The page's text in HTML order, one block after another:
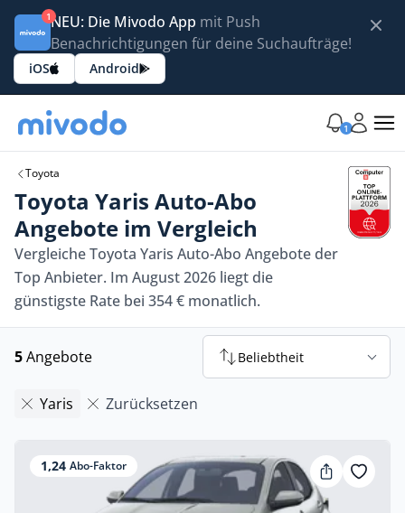
1NEU: Die Mivodo App mit Push
Benachrichtigungen für deine Suchaufträge!
iOS Android
1
Toyota
Toyota Yaris Auto-Abo
Angebote im Vergleich
Vergleiche Toyota Yaris Auto-Abo Angebote der
Top Anbieter. Im August 2026 liegt die
günstigste Rate bei 354 € monatlich.
5Angebote Beliebtheit
Yaris Zurücksetzen
1,24 Abo-Faktor